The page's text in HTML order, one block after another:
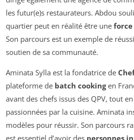
les futur(e)s restaurateurs. Abdou
quartier peut en réalité être une force
Son parcours est un exemple de
soutien de sa communauté.
Aminata Sylla est la fondatrice de
plateforme de batch cookingen
avant des chefs issus des QPV, tout
passionnées par la cuisine. Aminata
modèles pour réussir. Son parcours
est essentiel d’avoir des personnes